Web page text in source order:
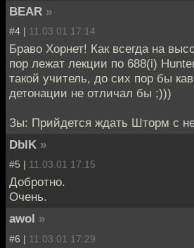
BEAR »
#4 | 11.03.01 17:14
Браво Хорнет! Как всегда на
пор лежат лекции по 688(i)
такой учитель, до сих пор бы
детонации не отличал бы ;)))
Зы: Прийдется ждать Шторм с
DblK »
#5 | 11.03.01 17:15
Добротно.
Очень.
awol »
#6 | 11.03.01 17:29